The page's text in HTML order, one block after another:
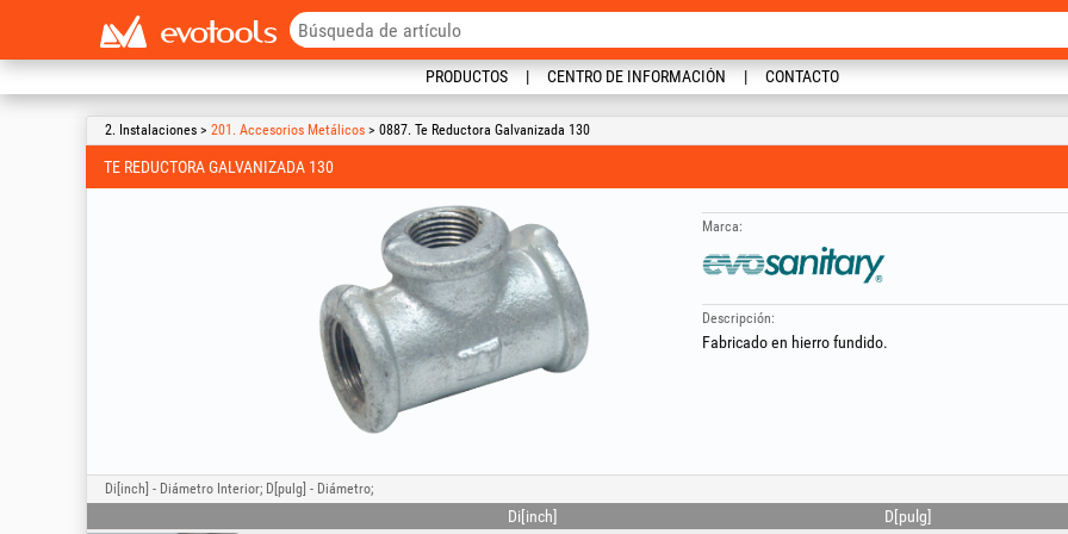
PRODUCTOS CENTRO DE INFORMACIÓN CONTACTO
2. Instalaciones > 201. Accesorios Metálicos > 0887. Te Reductora Galvanizada 130
TE REDUCTORA GALVANIZADA 130
Marca:
Descripción:
Fabricado en hierro fundido.
Di[inch] - Diámetro Interior; D[pulg] - Diámetro;
Di[inch] D[pulg]